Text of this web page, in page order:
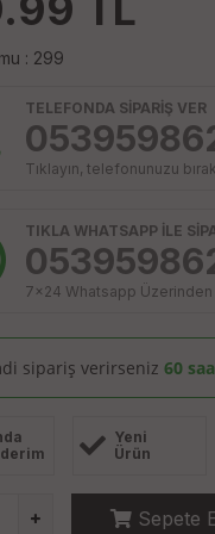
: 299
TELEFONDA SİPARİŞ VER
Tıklayın, telefonunuzu
TIKLA WHATSAPP İLE
7x24 Whatsapp
sipariş verirseniz 60
Yeni
Ürün
Sepete